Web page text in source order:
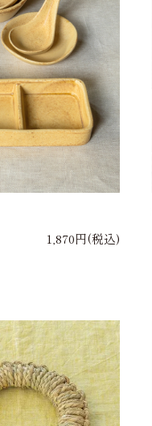
1,870円(税込)